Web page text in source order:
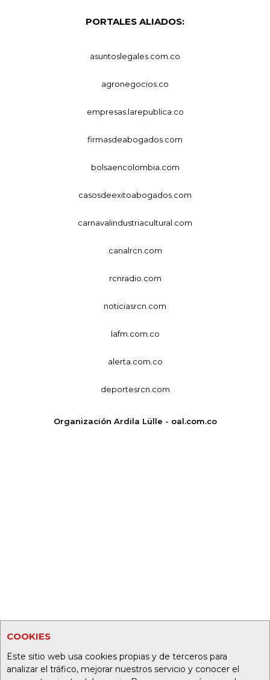
COOKIES
Este sitio web usa cookies propias y de terceros para
analizar el tráfico, mejorar nuestros servicio y conocer el
PORTALES ALIADOS:
asuntoslegales.com.co
agronegocios.co
empresas.larepublica.co
firmasdeabogados.com
bolsaencolombia.com
casosdeexitoabogados.com
carnavalindustriacultural.com
canalrcn.com
rcnradio.com
noticiasrcn.com
lafm.com.co
alerta.com.co
deportesrcn.com
Organización Ardila Lülle - oal.com.co